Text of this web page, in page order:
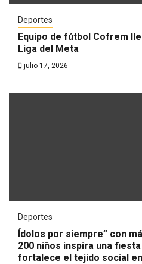
Deportes
Equipo de fútbol Cofrem
Liga del Meta
julio 17, 2026
Deportes
Ídolos por siempre” con
200 niños inspira una
fortalece el tejido social